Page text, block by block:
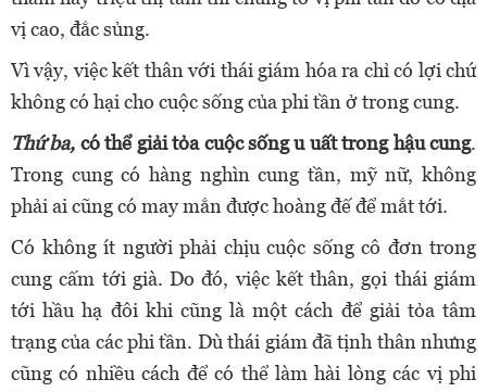
vị cao, đắc sủng.
Vì vậy, việc kết thân với thái giám hóa ra chỉ có lợi chứ
không có hại cho cuộc sống của phi tần ở trong cung.
Thứ ba, có thể giải tỏa cuộc sống u uất trong hậu cung.
Trong cung có hàng nghìn cung tần, mỹ nữ, không
phải ai cũng có may mắn được hoàng đế để mắt tới.
Có không ít người phải chịu cuộc sống cô đơn trong
cung cấm tới già. Do đó, việc kết thân, gọi thái giám
tới hầu hạ đôi khi cũng là một cách để giải tỏa tâm
trạng của các phi tần. Dù thái giám đã tịnh thân nhưng
cũng có nhiều cách để có thể làm hài lòng các vị phi